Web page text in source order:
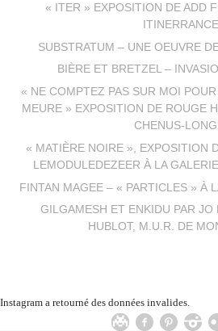
« ITER » EXPOSITION DE ADD
ITINERRANCE
SUBSTRATUM – UNE OEUVRE
BIÈRE ET BRETZEL –
« NE COMPTEZ PAS SUR MOI
MEURE » EXPOSITION DE ROUGE
CHENUS-
« MATIÈRE NOIRE », EXPOSITION
LEMODULEDEZEER À LA
FINTAN MAGEE – « PARTICLES » À
GILGAMESH ET ENKIDU PAR JO
HUBLOT, M.U.R. DE
Instagram a retourné des données invalides.